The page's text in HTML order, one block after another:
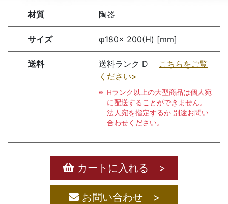
材質 陶器
サイズ φ180× 200(H) [mm]
送料 送料ランク D こちらをご覧
ください>
Hランク以上の大型商品は個人宛
に配送することができません。
法人宛を指定するか 別途お問い
合わせください。
カートに入れる >
お問い合わせ >